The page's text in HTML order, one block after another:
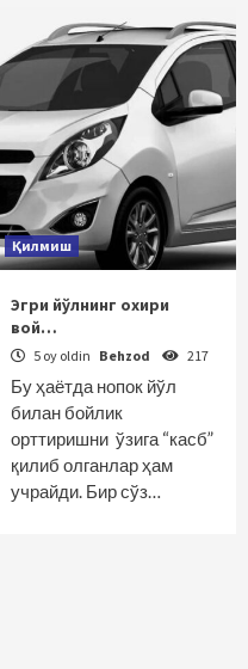
Қилмиш
Эгри йўлнинг охири
вой…
5 oy oldin Behzod 217
Бу ҳаётда нопок йўл
билан бойлик
орттиришни ўзига “касб”
қилиб олганлар ҳам
учрайди. Бир сўз…